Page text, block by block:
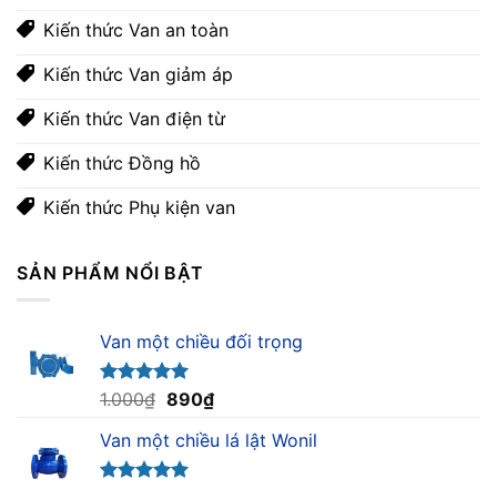
Kiến thức Van an toàn
Kiến thức Van giảm áp
Kiến thức Van điện từ
Kiến thức Đồng hồ
Kiến thức Phụ kiện van
SẢN PHẨM NỔI BẬT
Van một chiều đối trọng
Được xếp
5.00
5 sao
1.000₫ Giá
là:
1.000₫.
890₫Giá
tại
Van một chiều lá lật Wonil